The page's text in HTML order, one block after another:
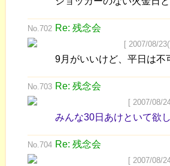
No.702 Re: 残念会
[ 2007/08/
9月がいいけど、平日は不
No.703 Re: 残念会
[ 2007/08/
みんな30日あけといて欲し
No.704 Re: 残念会
[ 2007/08/